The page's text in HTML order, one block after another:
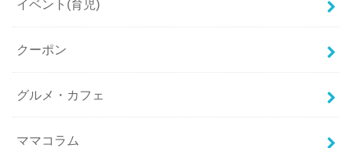
イベント(育児)
クーポン
グルメ・カフェ
ママコラム